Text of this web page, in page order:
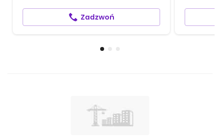
Zadzwoń